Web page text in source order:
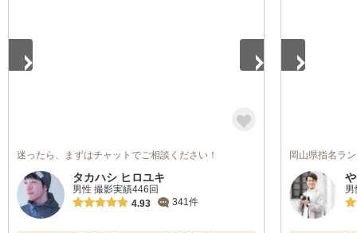
迷ったら、まずはチャットでご相談ください！
タカハシ ヒロユキ
男性 撮影実績446回
4.93
341件
岡山県指名ラ